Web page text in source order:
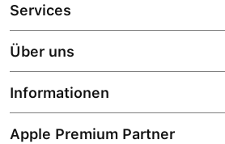
Services
Über uns
Informationen
Apple Premium Partner